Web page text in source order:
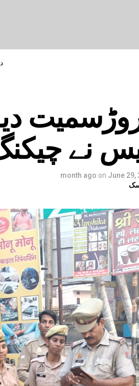
نے
on June 29,